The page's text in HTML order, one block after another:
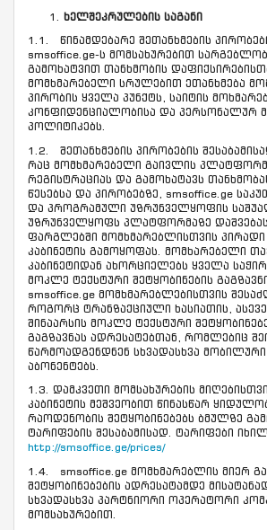
ხელშეკრულების საგანი
1.1. წინამდებარე შეთანხმების
smsoffice.ge-ს მომსახურებით
გამოხატვით თანხმობის
მომხმარებელი სრულებით ეთანხმება
პირობის ყველა პუნქტს, საიტის
კონფიდენციალობისა და პერსონალურ
პოლიტიკებს.
1.2. შეთანხმების პირობების
რაც მომხმარებელი გაივლის
რეგისტრაციას და გამოხატავს
წესებსა და პირობებზე, smsoffice.ge
და პროგრამული უზრუნველყოფის
უზრუნველყოფს პლატფორმაზე
ფარგლებში მომხმარებლისთვის პირადი
კაბინეტის გამოყოფას. მომხარებელი
კაბინეტიდან ახორციელებს ყველა
მოკლე ტექსტური შეტყობინების
smsoffice.ge მომხმარებლებისთვის
როგორც ტრანზაქციული ხასიათის,
შინაარსის მოკლე ტექსტური
გაგზავნას ადრესატებთან, რომლებიც
წარმოადგენდნენ სხვადასხვა
აბონენტებს.
1.3. დამკვეთი მომსახურების
კაბინეტის მეშვეობით წინასწარ
რაოდენობის შეტყობინებებს ბმულზე
ტარიფების შესაბამისად. ტარიფები
http://smsoffice.ge/prices/
1.4. smsoffice.ge მომხმარებლის მიერ
შეტყობინებების ადრესატამდე
სხვადასხვა პარტნიორი ოპერატორი
მომსახურებით.